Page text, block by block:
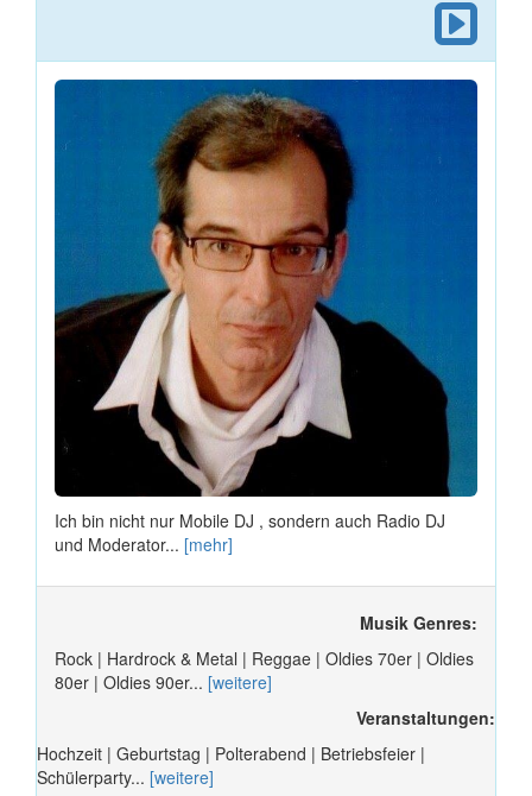
Ich bin nicht nur Mobile DJ , sondern auch Radio DJ
und Moderator... [mehr]
Musik Genres:
Rock | Hardrock & Metal | Reggae | Oldies 70er | Oldies
80er | Oldies 90er... [weitere]
Veranstaltungen:
Hochzeit | Geburtstag | Polterabend | Betriebsfeier |
Schülerparty... [weitere]